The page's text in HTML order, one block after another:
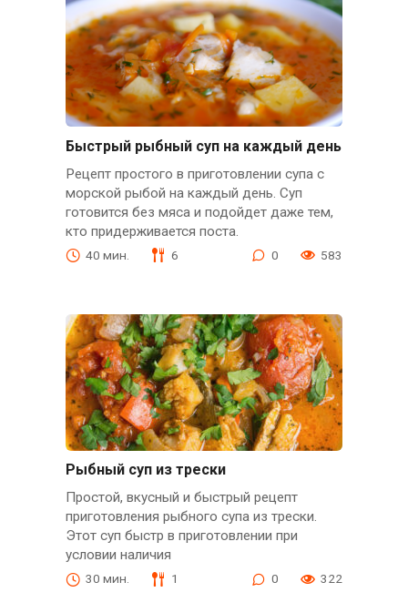
Быстрый рыбный суп на каждый день
Рецепт простого в приготовлении супа с
морской рыбой на каждый день. Суп
готовится без мяса и подойдет даже тем,
кто придерживается поста.
40 мин. 6 0 583
Рыбный суп из трески
Простой, вкусный и быстрый рецепт
приготовления рыбного супа из трески.
Этот суп быстр в приготовлении при
условии наличия
30 мин. 1 0 322